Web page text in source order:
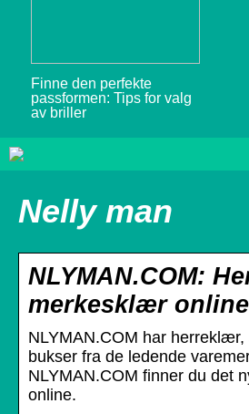
Finne den perfekte
passformen: Tips for valg
av briller
Nelly man
NLYMAN.COM:
merkesklær online
NLYMAN.COM har herreklær,
bukser fra de ledende
NLYMAN.COM finner du det
online.